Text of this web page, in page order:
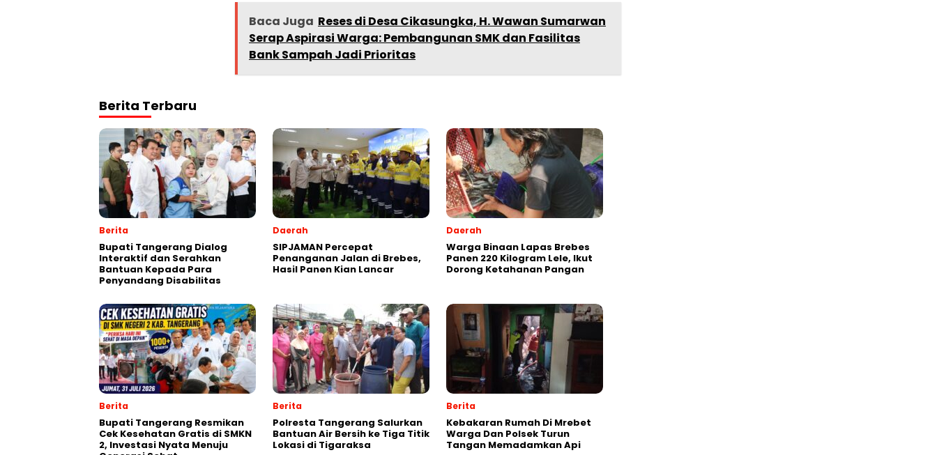
Baca Juga Reses di Desa Cikasungka, H. Wawan Sumarwan
Serap Aspirasi Warga: Pembangunan SMK dan Fasilitas
Bank Sampah Jadi Prioritas
Berita Terbaru
Berita
Bupati Tangerang Dialog
Interaktif dan Serahkan
Bantuan Kepada Para
Penyandang Disabilitas
Daerah
SIPJAMAN Percepat
Penanganan Jalan di Brebes,
Hasil Panen Kian Lancar
Daerah
Warga Binaan Lapas Brebes
Panen 220 Kilogram Lele, Ikut
Dorong Ketahanan Pangan
Berita
‎Bupati Tangerang Resmikan
Cek Kesehatan Gratis di SMKN
2, Investasi Nyata Menuju
Berita
Polresta Tangerang Salurkan
Bantuan Air Bersih ke Tiga Titik
Lokasi di Tigaraksa
Berita
Kebakaran Rumah Di Mrebet
Warga Dan Polsek Turun
Tangan Memadamkan Api